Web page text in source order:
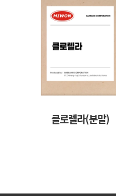
클로렐라(분말)